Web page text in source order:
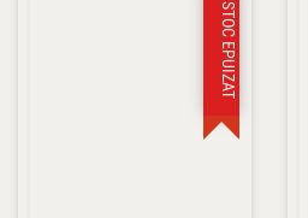
STOC EPUIZAT